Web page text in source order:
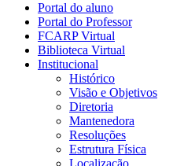
Portal do aluno
Portal do Professor
FCARP Virtual
Biblioteca Virtual
Institucional
Histórico
Visão e Objetivos
Diretoria
Mantenedora
Resoluções
Estrutura Física
Localização